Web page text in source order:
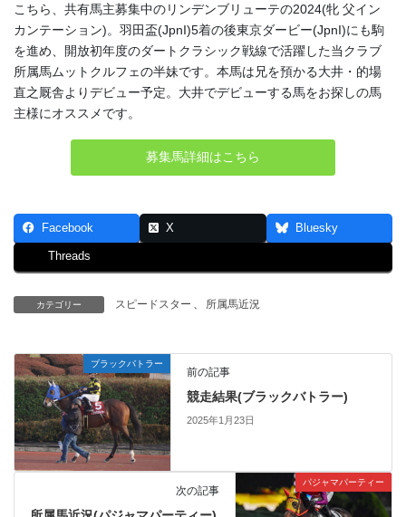
こちら、共有馬主募集中のリンデンブリューテの2024(牝 父イン
カンテーション)。羽田盃(JpnI)5着の後東京ダービー(JpnI)にも駒
を進め、開放初年度のダートクラシック戦線で活躍した当クラブ
所属馬ムットクルフェの半妹です。本馬は兄を預かる大井・的場
直之厩舎よりデビュー予定。大井でデビューする馬をお探しの馬
主様にオススメです。
募集馬詳細はこちら
Facebook X Bluesky
Threads
カテゴリー スピードスター 所属馬近況
ブラックバトラー
前の記事
競走結果(ブラックバトラー)
2025年1月23日
パジャマパーティー
次の記事